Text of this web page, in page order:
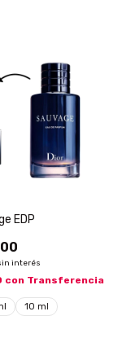
EDP
interés
con Transferencia
10 ml